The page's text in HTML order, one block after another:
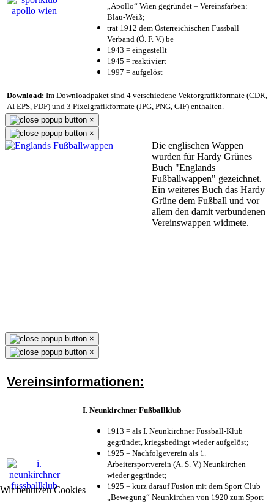
Wir benutzen Cookies
„Apollo“ Wien gegründet – Vereinsfarben:
Blau-Weiß;
trat 1912 dem Österreichischen Fussball
Verband (Ö. F. V.) be
1943 = eingestellt
1945 = reaktiviert
1997 = aufgelöst
Download: Im Downloadpaket sind 4 verschiedene Vektorgrafikformate (CDR,
AI EPS, PDF) und 3 Pixelgrafikformate (JPG, PNG, GIF) enthalten.
×
×
Die englischen Wappen
wurden für Hardy Grünes
Buch "Englands
Fußballwappen" gezeichnet.
Ein weiteres Buch das Hardy
Grüne dem Fußball und vor
allem den damit verbundenen
Vereinswappen widmete.
×
×
Vereinsinformationen:
I. Neunkirchner Fußballklub
1913 = als I. Neunkirchner Fussball-Klub
gegründet, kriegsbedingt wieder aufgelöst;
1925 = Nachfolgeverein als 1.
Arbeitersportverein (A. S. V.) Neunkirchen
wieder gegründet;
1925 = kurz darauf Fusion mit dem Sport Club
„Bewegung“ Neunkirchen von 1920 zum Sport